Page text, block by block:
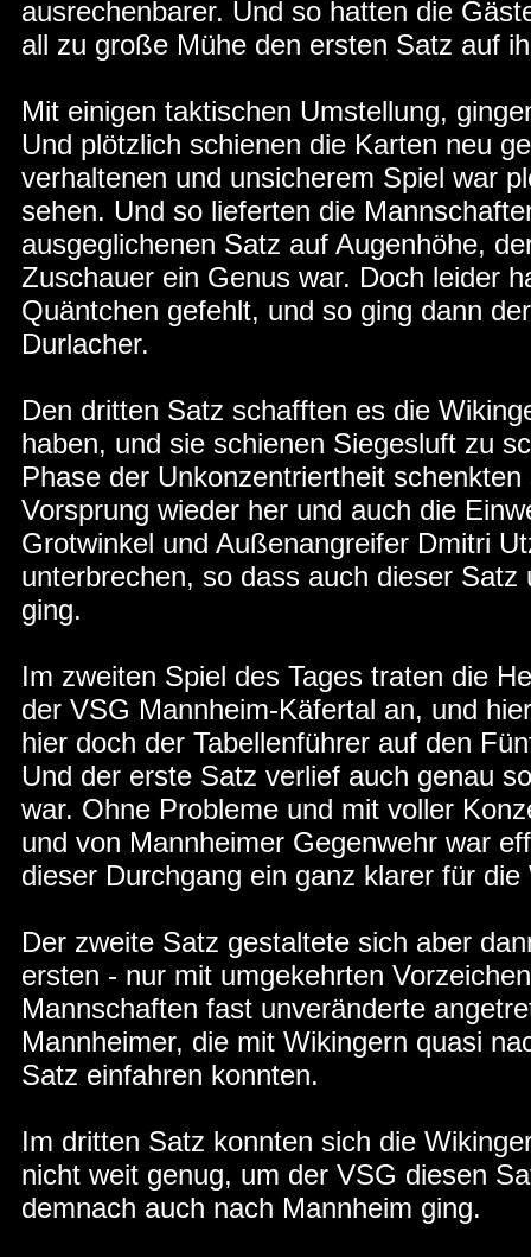
ausrechenbarer. Und so hatten die
all zu große Mühe den ersten Satz auf
Mit einigen taktischen Umstellung,
Und plötzlich schienen die Karten neu
verhaltenen und unsicherem Spiel war
sehen. Und so lieferten die
ausgeglichenen Satz auf Augenhöhe,
Zuschauer ein Genus war. Doch leider
Quäntchen gefehlt, und so ging dann
Durlacher.
Den dritten Satz schafften es die
haben, und sie schienen Siegesluft zu
Phase der Unkonzentriertheit
Vorsprung wieder her und auch die
Grotwinkel und Außenangreifer Dmitri
unterbrechen, so dass auch dieser
ging.
Im zweiten Spiel des Tages traten die
der VSG Mannheim-Käfertal an, und
hier doch der Tabellenführer auf den
Und der erste Satz verlief auch genau
war. Ohne Probleme und mit voller
und von Mannheimer Gegenwehr war
dieser Durchgang ein ganz klarer für
Der zweite Satz gestaltete sich aber
ersten - nur mit umgekehrten
Mannschaften fast unveränderte
Mannheimer, die mit Wikingern quasi
Satz einfahren konnten.
Im dritten Satz konnten sich die
nicht weit genug, um der VSG diesen
demnach auch nach Mannheim ging.